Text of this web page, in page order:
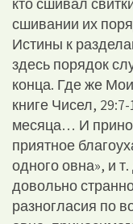
сшивании их
Истины к
здесь порядок
конца. Где же
книге Чисел,
месяца… И
приятное
одного овна», и
довольно
разногласия по